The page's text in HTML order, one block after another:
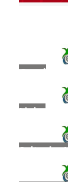
Genel
Ligler
Sultanlar